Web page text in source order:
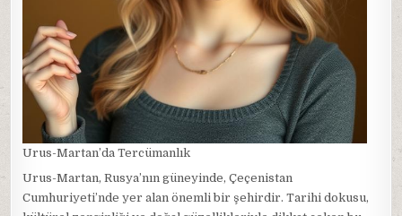
Urus-Martan’da Tercümanlık
Urus-Martan, Rusya’nın güneyinde, Çeçenistan
Cumhuriyeti’nde yer alan önemli bir şehirdir. Tarihi dokusu,